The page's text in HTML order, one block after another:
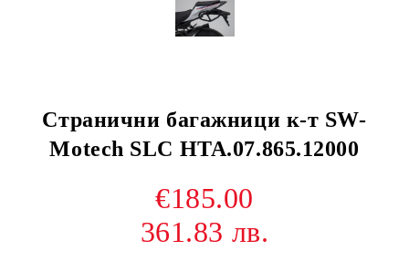
Странични багажници к-т SW-
Motech SLC HTA.07.865.12000
€185.00
361.83 лв.